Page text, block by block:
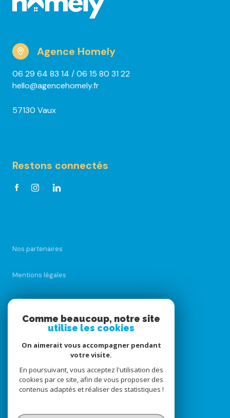
Agence Homely
06 29 64 83 14 / 06 15 80 31 22
hello@agencehomely.fr
57130 Vaux
Restons connectés
Nos partenaires
Mentions légales
Admin
Nos honoraires
Cookies
© 2026 | Tous droits réservés
Comme beaucoup, notre site
utilise les cookies
On aimerait vous accompagner pendant
votre visite.
En poursuivant, vous acceptez l'utilisation des
cookies par ce site, afin de vous proposer des
contenus adaptés et réaliser des statistiques !